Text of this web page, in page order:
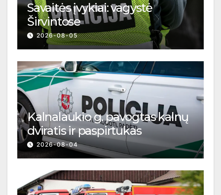
Savaitės įvykiai: vagystė
Širvintose
2026-08-05
Kalnalaukio g. pavogtas kalnų
dviratis ir paspirtukas
2026-08-04